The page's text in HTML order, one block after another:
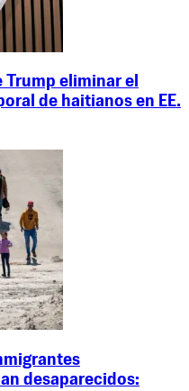
Trump eliminar el
de haitianos en EE.
desaparecidos: